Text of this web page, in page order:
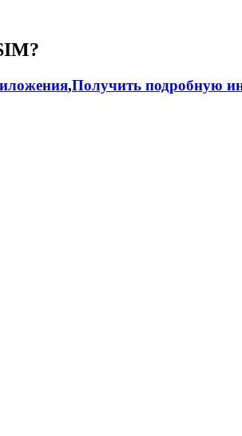
,Получить подробную